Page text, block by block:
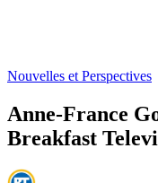
Nouvelles et Perspectives
Anne-France
Breakfast